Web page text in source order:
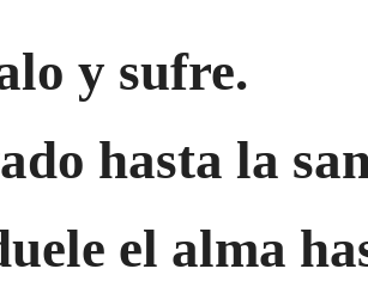
y sufre.
hasta la
el alma